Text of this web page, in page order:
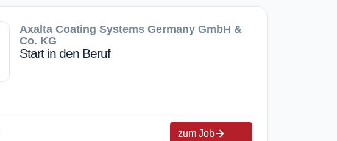
Axalta Coating Systems Germany GmbH &
Co. KG
Start in den Beruf
zum Job